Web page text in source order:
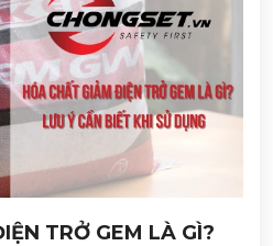
TRỞ GEM LÀ GÌ?